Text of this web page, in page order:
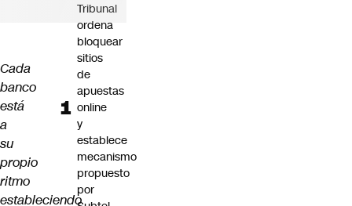
Cada
banco
está
a
su
propio
ritmo
estableciendo
Tribunal
ordena
bloquear
sitios
de
apuestas
online
y
establece
mecanismo
propuesto
por